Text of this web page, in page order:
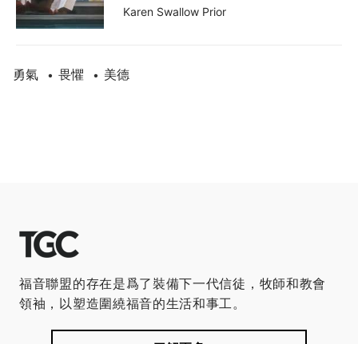
Karen Swallow Prior
勇氣 • 畏懼 • 美德
福音聯盟的存在是爲了裝備下一代信徒，牧師和教會
領袖，以塑造圍繞福音的生活和事工。